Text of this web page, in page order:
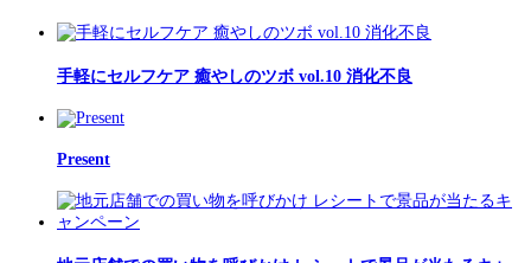
手軽にセルフケア 癒やしのツボ vol.10 消化不良
Present